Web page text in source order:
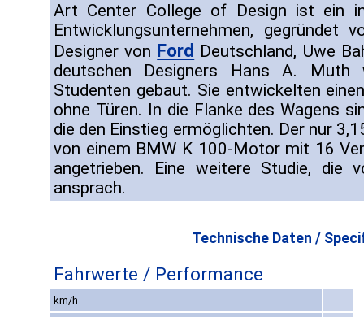
Art Center College of Design ist ein
Entwicklungsunternehmen, gegründet
Designer von Ford Deutschland, Uwe
deutschen Designers Hans A.
Studenten gebaut. Sie entwickelten
ohne Türen. In die Flanke des Wagens
die den Einstieg ermöglichten. Der nur
von einem BMW K 100-Motor mit 16
angetrieben. Eine weitere Studie, die
ansprach.
Technische Daten /
Fahrwerte / Performance
km/h